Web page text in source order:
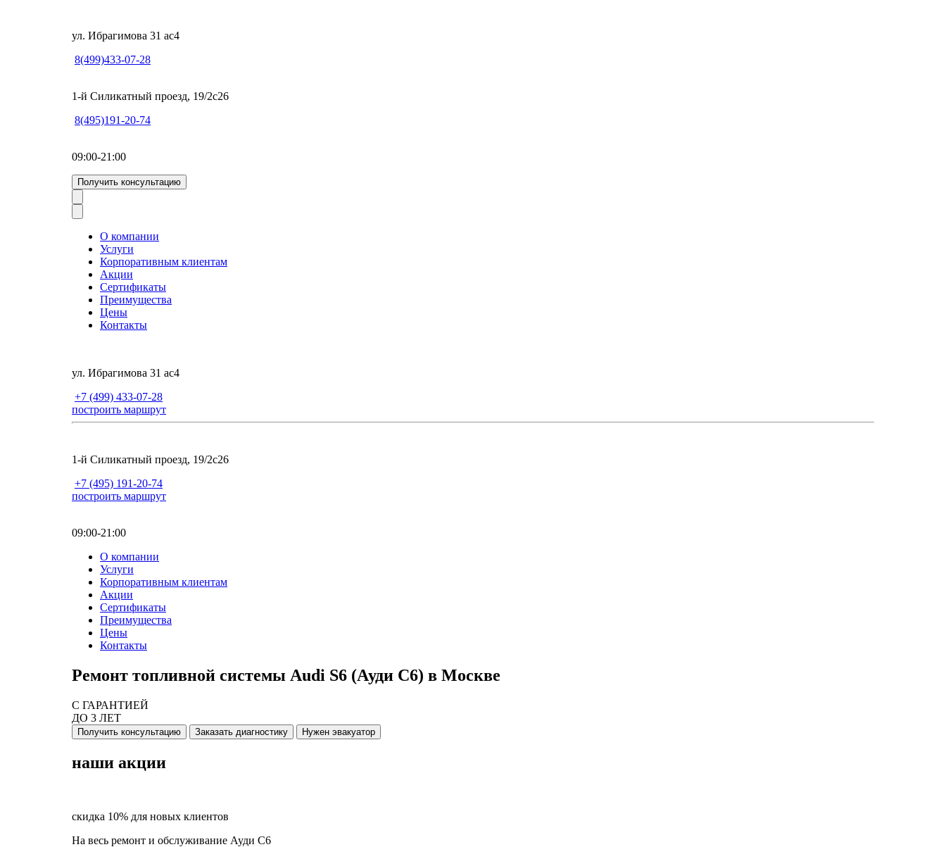
ул. Ибрагимова 31 ас4
8(499)433-07-28
1-й Силикатный проезд, 19/2с26
8(495)191-20-74
09:00-21:00
Получить консультацию
О компании
Услуги
Корпоративным клиентам
Акции
Сертификаты
Преимущества
Цены
Контакты
ул. Ибрагимова 31 ас4
+7 (499) 433-07-28
построить маршрут
1-й Силикатный проезд, 19/2с26
+7 (495) 191-20-74
построить маршрут
09:00-21:00
О компании
Услуги
Корпоративным клиентам
Акции
Сертификаты
Преимущества
Цены
Контакты
Ремонт топливной системы Audi S6 (Ауди С6) в Москве
С ГАРАНТИЕЙ
ДО 3 ЛЕТ
Получить консультацию Заказать диагностику Нужен эвакуатор
наши акции
скидка 10% для новых клиентов
На весь ремонт и обслуживание Ауди С6